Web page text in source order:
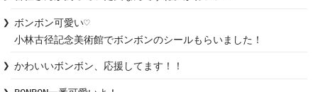
ボンボン可愛い♡
小林古径記念美術館でボンボンのシールもらいました！
かわいいボンボン、応援してます！！